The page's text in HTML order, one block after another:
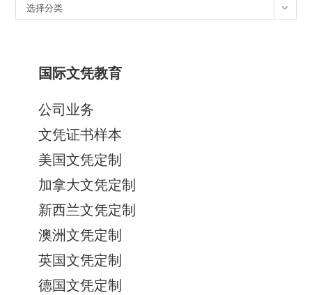
类
选择分类
国际文凭教育
公司业务
文凭证书样本
美国文凭定制
加拿大文凭定制
新西兰文凭定制
澳洲文凭定制
英国文凭定制
德国文凭定制